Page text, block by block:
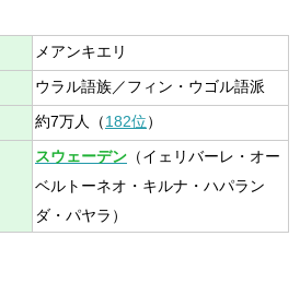
メアンキエリ
ウラル語族／フィン・ウゴル語派
約7万人（182位）
スウェーデン （イェリバーレ・オー
ベルトーネオ・キルナ・ハパラン
ダ・パヤラ）